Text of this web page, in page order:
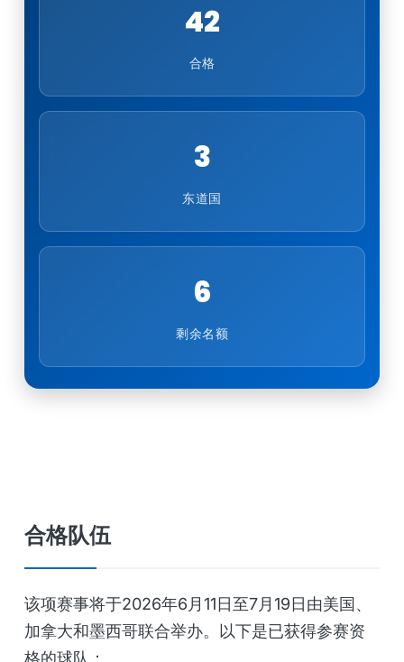
42
合格
3
东道国
6
剩余名额
合格队伍
该项赛事将于2026年6月11日至7月19日由美国、
加拿大和墨西哥联合举办。以下是已获得参赛资
格的球队：